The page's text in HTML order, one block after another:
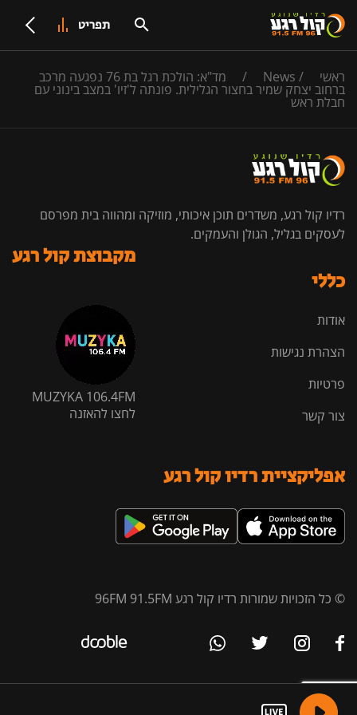
תפריט
ראשי /
News
/ מד"א: הולכת רגל בת 76 נפגעה מרכב
ברחוב יצחק שמיר בחצור הגלילית. פונתה ל'זיו' במצב בינוני עם
חבלת ראש
רדיו קול רגע, משדרים תוכן איכותי, מוזיקה ומהווה בית מפרסם
לעסקים בגליל, הגולן והעמקים.
כללי
אודות
הצהרת נגישות
פרטיות
צור קשר
מקבוצת קול רגע
MUZYKA 106.4FM
לחצו להאזנה
אפליקציית רדיו קול רגע
© כל הזכויות שמורות רדיו קול רגע 96FM 91.5FM